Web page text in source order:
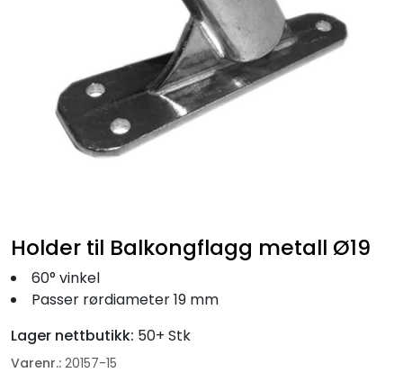
Holder til Balkongflagg metall Ø19
60° vinkel
Passer rørdiameter 19 mm
Lager nettbutikk: 50+ Stk
Varenr.: 20157-15
Fritid/Sikkerhet
Båtpleie/Opplag
Nyheter